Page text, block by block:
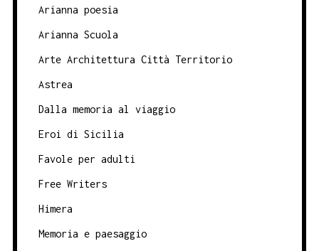
Arianna poesia
Arianna Scuola
Arte Architettura Città Territorio
Astrea
Dalla memoria al viaggio
Eroi di Sicilia
Favole per adulti
Free Writers
Himera
Memoria e paesaggio